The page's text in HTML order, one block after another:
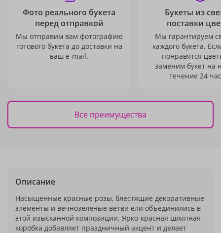
Фото реального букета
перед отправкой
Мы отправим вам фотографию
готового букета до доставки на
ваш e-mail.
Букеты из
поставки
Мы гарантируем
каждого букета.
понравятся
заменим букет на
течение 24
Все преимущества
Описание
Насыщенные красные розы, блестящие декоративные
элементы и вечнозелёные ветви ели объединились в
этой изысканной композиции. Ярко-красная шляпная
коробка добавляет праздничный акцент и делает